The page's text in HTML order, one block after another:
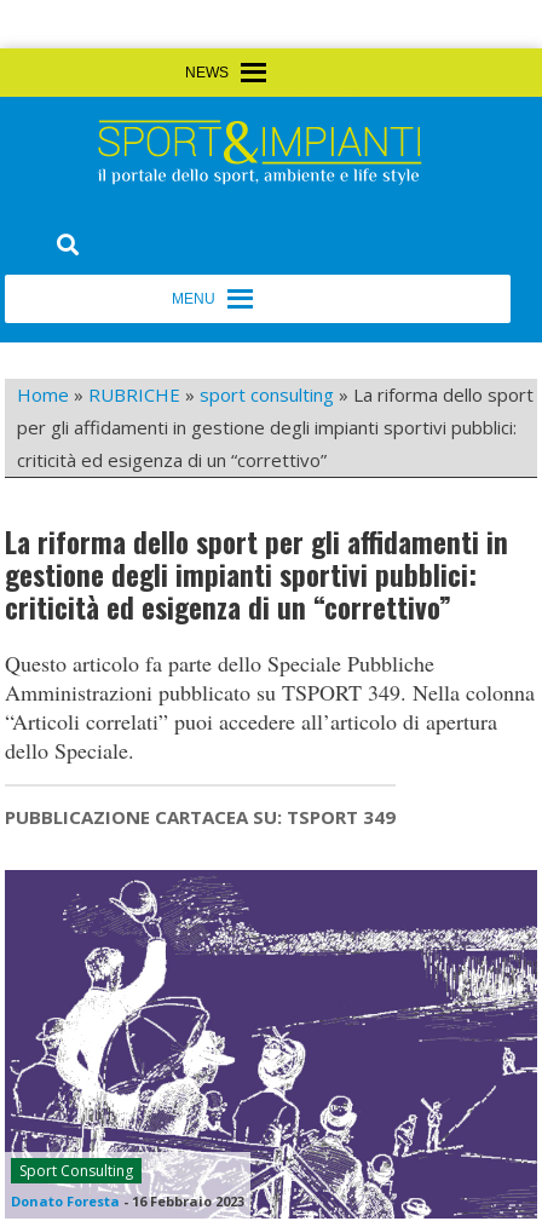
to
Sport&Impianti
Home » RUBRICHE »sport consulting » La riforma dello sport
per gli affidamenti in gestione degli impianti sportivi pubblici:
criticità ed esigenza di un “correttivo”
La riforma dello sport per gli affidamenti in
gestione degli impianti sportivi pubblici:
criticità ed esigenza di un “correttivo”
Questo articolo fa parte dello Speciale Pubbliche
Amministrazioni pubblicato su TSPORT 349. Nella colonna
“Articoli correlati” puoi accedere all’articolo di apertura
dello Speciale.
PUBBLICAZIONE CARTACEA SU: TSPORT 349
Sport Consulting
Donato Foresta - 16 Febbraio 2023